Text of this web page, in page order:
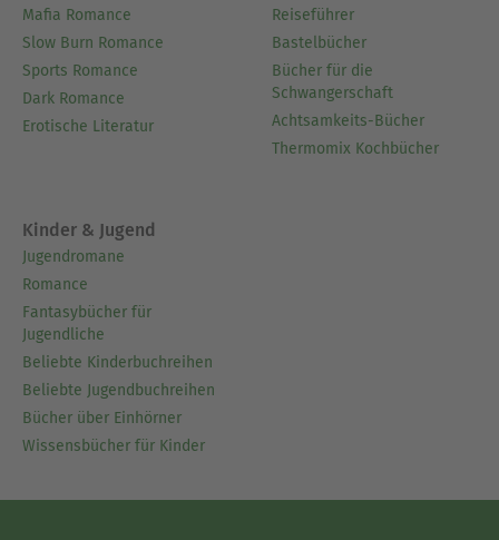
Mafia Romance
Slow Burn Romance
Sports Romance
Dark Romance
Erotische Literatur
Reiseführer
Bastelbücher
Bücher für die
Schwangerschaft
Achtsamkeits-Bücher
Thermomix Kochbücher
Kinder & Jugend
Jugendromane
Romance
Fantasybücher für
Jugendliche
Beliebte Kinderbuchreihen
Beliebte Jugendbuchreihen
Bücher über Einhörner
Wissensbücher für Kinder